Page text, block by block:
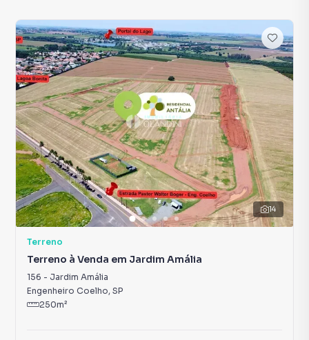
14
Terreno
Terreno à Venda em Jardim Amália
156 - Jardim Amália
Engenheiro Coelho, SP
250m²